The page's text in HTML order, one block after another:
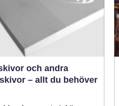
och andra
– allt du behöver